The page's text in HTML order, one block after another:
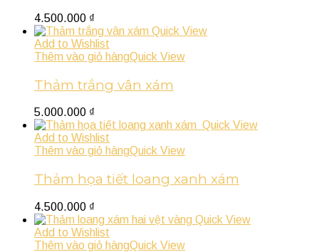
4.500.000 ₫
Quick View
Add to Wishlist
Thêm vào giỏ hàngQuick View
Thảm trắng vân xám
5.000.000 ₫
Quick View
Add to Wishlist
Thêm vào giỏ hàngQuick View
Thảm họa tiết loang xanh xám
4.500.000 ₫
Quick View
Add to Wishlist
Thêm vào giỏ hàngQuick View